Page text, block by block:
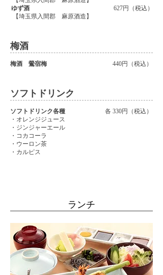
ゆず酒
【埼玉県入間郡 麻原酒造】
627円（税込）
梅酒
梅酒 鶯宿梅 440円（税込）
ソフトドリンク
ソフトドリンク各種
・オレンジジュース
・ジンジャーエール
・コカコーラ
・ウーロン茶
・カルピス
各 330円（税込）
ランチ